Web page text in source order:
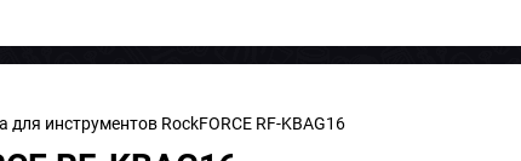
для инструментов RockFORCE RF-KBAG16